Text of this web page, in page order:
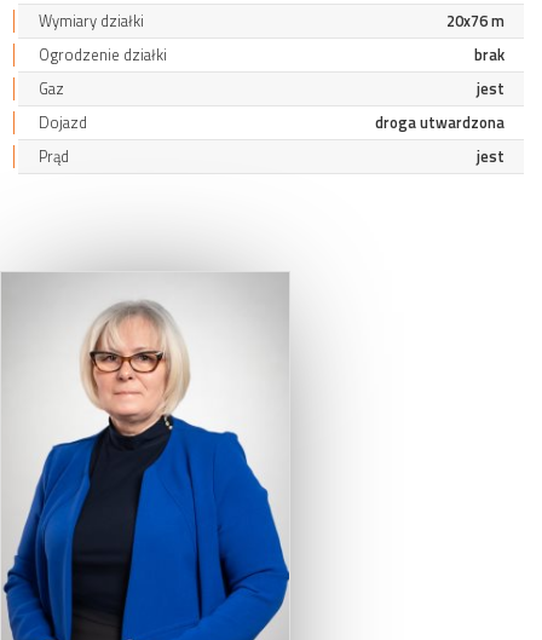
Wymiary działki
20x76 m
Ogrodzenie działki
brak
Gaz
jest
Dojazd
droga utwardzona
Prąd
jest